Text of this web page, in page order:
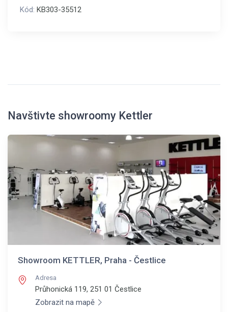
Kód: KB303-35512
Navštivte showroomy Kettler
Showroom KETTLER, Praha - Čestlice
Adresa
Průhonická 119, 251 01 Čestlice
Zobrazit na mapě